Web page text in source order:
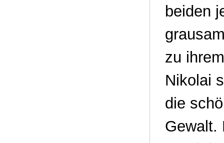
beiden
zu
Nikolai
die
Gewalt.